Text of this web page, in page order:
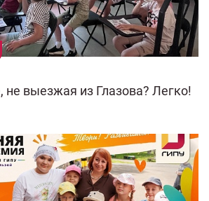
не выезжая из Глазова? Легко!